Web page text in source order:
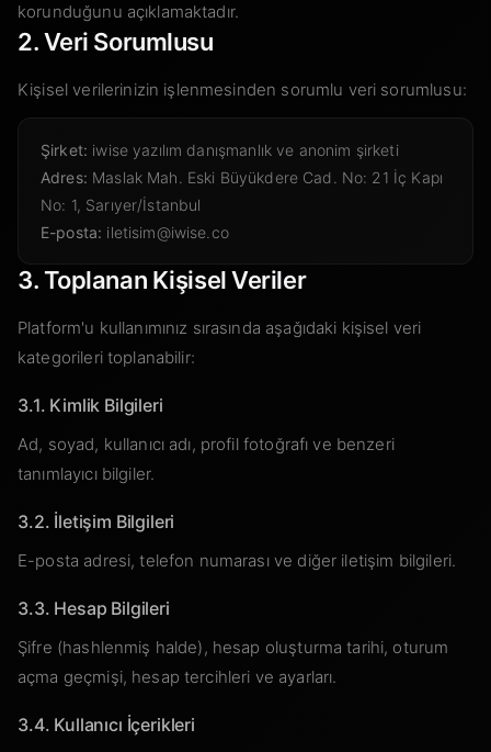
korunduğunu açıklamaktadır.
2. Veri Sorumlusu
Kişisel verilerinizin işlenmesinden sorumlu veri sorumlusu:
Şirket: iwise yazılım danışmanlık ve anonim şirketi
Adres: Maslak Mah. Eski Büyükdere Cad. No: 21 İç Kapı
No: 1, Sarıyer/İstanbul
E-posta: iletisim@iwise.co
3. Toplanan Kişisel Veriler
Platform'u kullanımınız sırasında aşağıdaki kişisel veri
kategorileri toplanabilir:
3.1. Kimlik Bilgileri
Ad, soyad, kullanıcı adı, profil fotoğrafı ve benzeri
tanımlayıcı bilgiler.
3.2. İletişim Bilgileri
E-posta adresi, telefon numarası ve diğer iletişim bilgileri.
3.3. Hesap Bilgileri
Şifre (hashlenmiş halde), hesap oluşturma tarihi, oturum
açma geçmişi, hesap tercihleri ve ayarları.
3.4. Kullanıcı İçerikleri